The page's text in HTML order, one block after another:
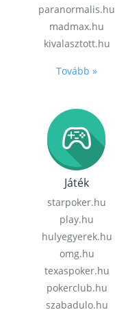
paranormalis.hu
madmax.hu
kivalasztott.hu
Tovább »
Játék
starpoker.hu
play.hu
hulyegyerek.hu
omg.hu
texaspoker.hu
pokerclub.hu
szabadulo.hu